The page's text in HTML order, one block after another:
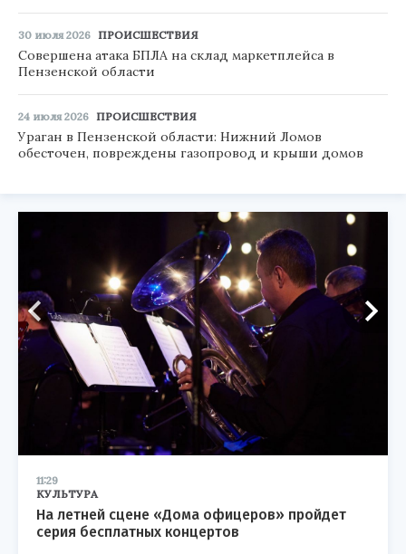
30 июля 2026 ПРОИСШЕСТВИЯ
Совершена атака БПЛА на склад маркетплейса в
Пензенской области
24 июля 2026 ПРОИСШЕСТВИЯ
Ураган в Пензенской области: Нижний Ломов
обесточен, повреждены газопровод и крыши домов
11:29
КУЛЬТУРА
На летней сцене «Дома офицеров» пройдет
серия бесплатных концертов